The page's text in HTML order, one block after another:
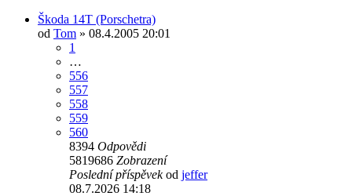
Škoda 14T (Porschetra)
od Tom » 08.4.2005 20:01
1
…
556
557
558
559
560
8394 Odpovědi
5819686 Zobrazení
Poslední příspěvekod jeffer
08.7.2026 14:18